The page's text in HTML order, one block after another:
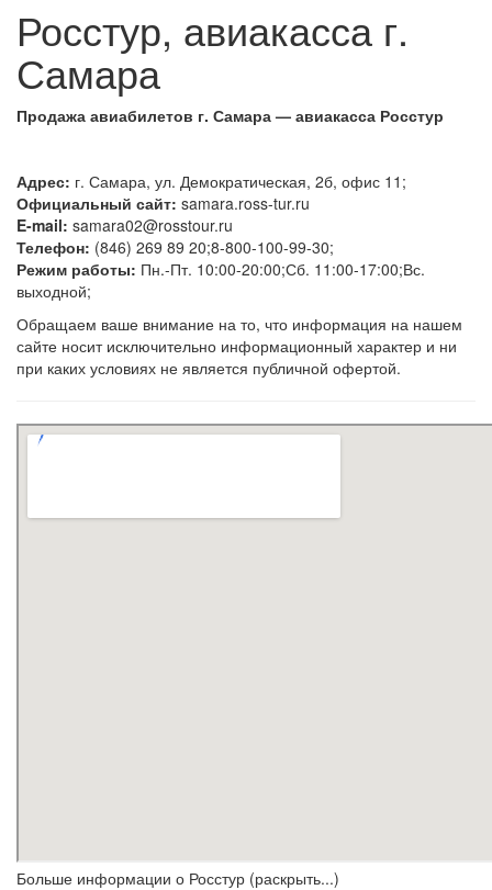
Росстур, авиакасса г.
Самара
Продажа авиабилетов г. Самара — авиакасса Росстур
Адрес: г. Самара, ул. Демократическая, 2б, офис 11;
Официальный сайт: samara.ross-tur.ru
E-mail: samara02@rosstour.ru
Телефон: (846) 269 89 20;8-800-100-99-30;
Режим работы: Пн.-Пт. 10:00-20:00;Сб. 11:00-17:00;Вс.
выходной;
Обращаем ваше внимание на то, что информация на нашем
сайте носит исключительно информационный характер и ни
при каких условиях не является публичной офертой.
Больше информации о Росстур (раскрыть...)